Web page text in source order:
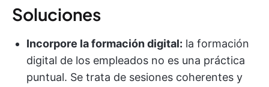
Soluciones
Incorpore la formación digital: la formación
digital de los empleados no es una práctica
puntual. Se trata de sesiones coherentes y